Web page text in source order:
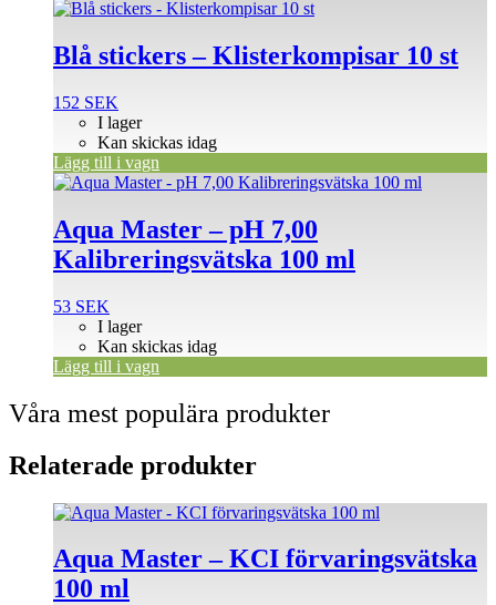
Blå stickers – Klisterkompisar 10 st
152 SEK
I lager
Kan skickas idag
Lägg till i vagn
Aqua Master – pH 7,00
Kalibreringsvätska 100 ml
53 SEK
I lager
Kan skickas idag
Lägg till i vagn
Våra mest populära produkter
Relaterade produkter
Aqua Master – KCI förvaringsvätska
100 ml